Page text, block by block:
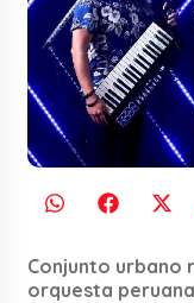
Conjunto urbano
orquesta